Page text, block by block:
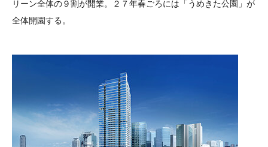
リーン全体の９割が開業。２７年春ごろには「うめきた公園」が
全体開園する。